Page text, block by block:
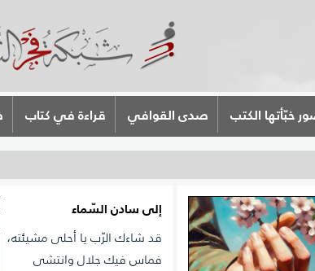
خبّأتها الكتب صدى القوافي قراءة في كتاب
إلى سادن السّماء
قد شاءك الرّب يا أحلى مشيئته،
فماس فيك جلال وانتشى